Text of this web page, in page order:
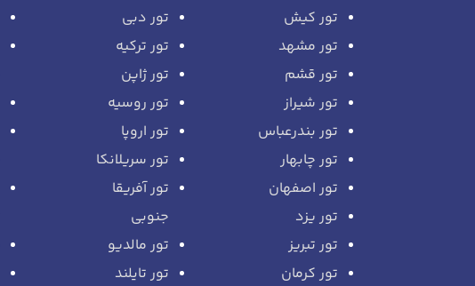
تور کیش
تور مشهد
تور قشم
تور شیراز
تور بندرعباس
تور چابهار
تور اصفهان
تور یزد
تور تبریز
تور کرمان
تور دبی
تور ترکیه
تور ژاپن
تور روسیه
تور اروپا
تور سریلانکا
تور آفریقا
جنوبی
تور مالدیو
تور تایلند